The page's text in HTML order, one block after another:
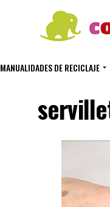
MANUALIDADES DE RECICLAJE